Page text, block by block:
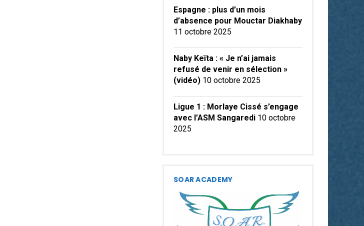
Espagne : plus d’un mois
d’absence pour Mouctar Diakhaby
11 octobre 2025
Naby Keïta : « Je n’ai jamais
refusé de venir en sélection »
(vidéo) 10 octobre 2025
Ligue 1 : Morlaye Cissé s’engage
avec l’ASM Sangaredi 10 octobre
2025
SOAR ACADEMY